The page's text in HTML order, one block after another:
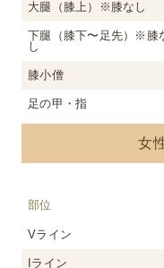
大腿（膝上）※膝なし
下腿（膝下〜足先）※膝
し
膝小僧
足の甲・指
女
部位
Vライン
Iライン